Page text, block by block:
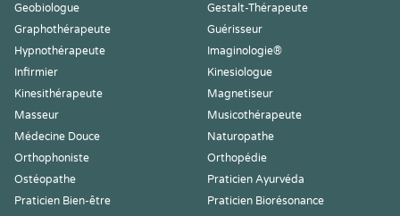
Geobiologue
Gestalt-Thérapeute
Graphothérapeute
Guérisseur
Hypnothérapeute
Imaginologie®
Infirmier
Kinesiologue
Kinesithérapeute
Magnetiseur
Masseur
Musicothérapeute
Médecine Douce
Naturopathe
Orthophoniste
Orthopédie
Ostéopathe
Praticien Ayurvéda
Praticien Bien-être
Praticien Biorésonance